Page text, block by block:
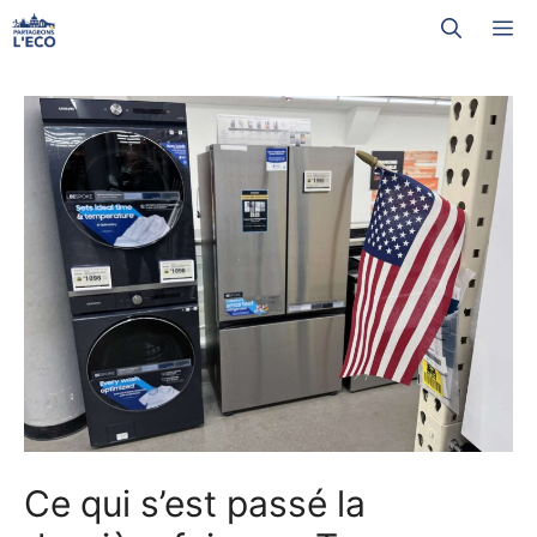
Aller
au
Ce qui s’est passé la